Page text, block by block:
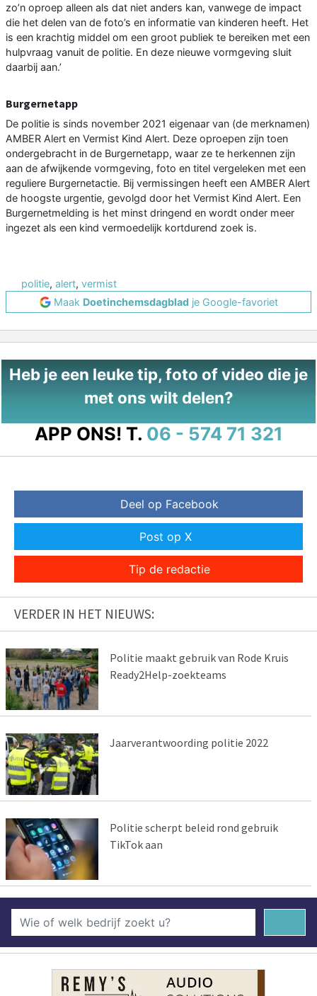
zo’n oproep alleen als dat niet anders kan, vanwege de impact
die het delen van de foto’s en informatie van kinderen heeft. Het
is een krachtig middel om een groot publiek te bereiken met een
hulpvraag vanuit de politie. En deze nieuwe vormgeving sluit
daarbij aan.’
Burgernetapp
De politie is sinds november 2021 eigenaar van (de merknamen)
AMBER Alert en Vermist Kind Alert. Deze oproepen zijn toen
ondergebracht in de Burgernetapp, waar ze te herkennen zijn
aan de afwijkende vormgeving, foto en titel vergeleken met een
reguliere Burgernetactie. Bij vermissingen heeft een AMBER Alert
de hoogste urgentie, gevolgd door het Vermist Kind Alert. Een
Burgernetmelding is het minst dringend en wordt onder meer
ingezet als een kind vermoedelijk kortdurend zoek is.
politie, alert, vermist
Maak Doetinchemsdagbladje Google-favoriet
Heb je een leuke tip, foto of video die je
met ons wilt delen?
APP ONS! T. 06 - 574 71 321
Deel op Facebook
Post op X
Tip de redactie
VERDER IN HET NIEUWS:
Politie maakt gebruik van Rode Kruis
Ready2Help-zoekteams
Jaarverantwoording politie 2022
Politie scherpt beleid rond gebruik
TikTok aan